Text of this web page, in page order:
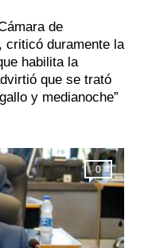
de
criticó duramente la
habilita la
que se trató
y medianoche”
0